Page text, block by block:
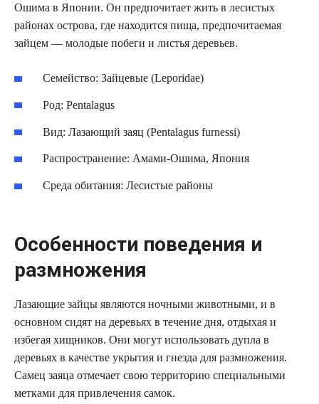
Ошима в Японии. Он предпочитает жить в лесистых
районах острова, где находится пища, предпочитаемая
зайцем — молодые побеги и листья деревьев.
Семейство: Зайцевые (Leporidae)
Род: Pentalagus
Вид: Лазающий заяц (Pentalagus furnessi)
Распространение: Амами-Ошима, Япония
Среда обитания: Лесистые районы
Особенности поведения и
размножения
Лазающие зайцы являются ночными животными, и в
основном сидят на деревьях в течение дня, отдыхая и
избегая хищников. Они могут использовать дупла в
деревьях в качестве укрытия и гнезда для размножения.
Самец заяца отмечает свою территорию специальными
метками для привлечения самок.